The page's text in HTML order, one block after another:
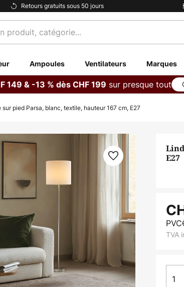
Retours gratuits sous 50 jours
Ampoules Ventilateurs Marques
149 & -13 % dès CHF 199 sur presque tout
sur pied Parsa, blanc, textile, hauteur 167 cm, E27
E27
PVC
TVA
1